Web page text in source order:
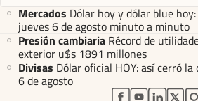
Mercados Dólar hoy y dólar blue
jueves 6 de agosto minuto a minuto
Presión cambiaria Récord de
exterior u$s 1891 millones
Divisas Dólar oficial HOY: así cerró
6 de agosto
abre en nueva
abre en
abre